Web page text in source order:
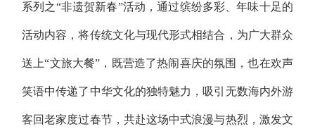
系列之“非遗贺新春”活动，通过缤纷多彩、年味十足的
活动内容，将传统文化与现代形式相结合，为广大群众
送上“文旅大餐”，既营造了热闹喜庆的氛围，也在欢声
笑语中传递了中华文化的独特魅力，吸引无数海内外游
客回老家度过春节，共赴这场中式浪漫与热烈，激发文